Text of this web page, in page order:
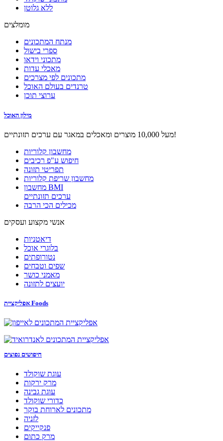
ללא גלוטן
מומלצים
מנתח המתכונים
ספרי בישול
מתכוני וידאו
מאכלי עדות
מתכונים לפי מצרכים
טרנדים בעולם האוכל
ערוצי תוכן
מילון האוכל
מעל 10,000 מוצרים ומאכלים במאגר עם ערכים תזונתיים!
מחשבון קלוריות
חיפוש ע"פ רכיבים
תפריטי תזונה
מחשבון שריפת קלוריות
מחשבון BMI
ערכים תזונתיים
מכילים הכי הרבה
אנשי מקצוע ועסקים
דיאטניות
בלוגרי אוכל
נטורופתים
שפים וטבחים
מאמני כושר
יועצים לתזונה
אפליקציית Foods
חיפושים נפוצים
עוגת שוקולד
מרק ירקות
עוגת גבינה
כדורי שוקולד
מתכונים לארוחת בוקר
לזניה
פנקייקים
מרק כתום